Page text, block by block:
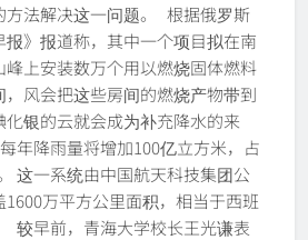
方法解决这一问题。 根据俄罗斯
》报道称，其中一个项目拟在南
峰上安装数万个用以燃烧固体燃料
风会把这些房间的燃烧产物带到
银的云就会成为补充降水的来
年降雨量将增加100亿立方米，占
这一系统由中国航天科技集团公
万平方公里面积，相当于西班
较早前，青海大学校长王光谦表